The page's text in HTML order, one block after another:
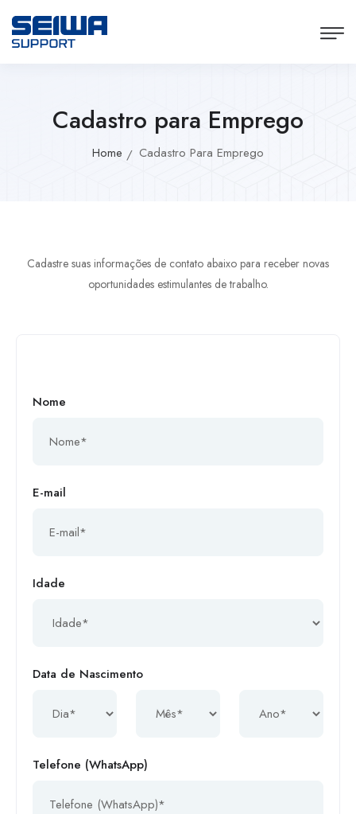
Cadastro para Emprego
Home Cadastro Para Emprego
Cadastre suas informações de contato abaixo para receber novas
oportunidades estimulantes de trabalho.
Nome
E-mail
Idade
Data de Nascimento
Telefone (WhatsApp)